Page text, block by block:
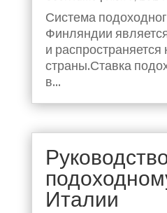
Система
Финляндии
и
страны.Ставка
в...
Италии